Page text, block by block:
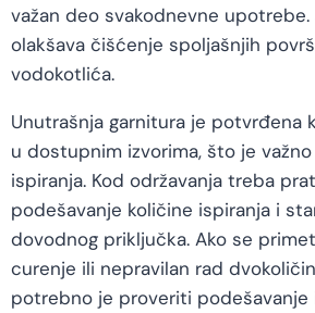
važan deo svakodnevne
olakšava čišćenje spoljašnjih
vodokotlića.
Unutrašnja garnitura je potvrđena
u dostupnim izvorima, što je
ispiranja. Kod održavanja treba
podešavanje količine ispiranja i
dovodnog priključka. Ako se
curenje ili nepravilan rad
potrebno je proveriti podešavanje